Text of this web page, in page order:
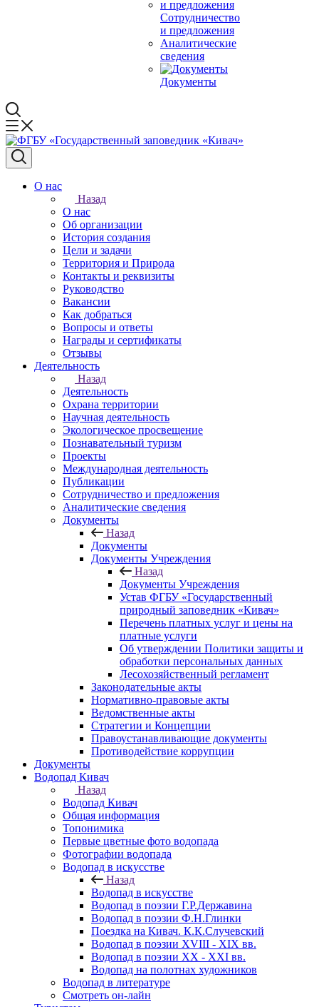
Сотрудничество
и предложения
Аналитические
сведения
Документы
О нас
Назад
О нас
Об организации
История создания
Цели и задачи
Территория и Природа
Контакты и реквизиты
Руководство
Вакансии
Как добраться
Вопросы и ответы
Награды и сертификаты
Отзывы
Деятельность
Назад
Деятельность
Охрана территории
Научная деятельность
Экологическое просвещение
Познавательный туризм
Проекты
Международная деятельность
Публикации
Сотрудничество и предложения
Аналитические сведения
Документы
Назад
Документы
Документы Учреждения
Назад
Документы Учреждения
Устав ФГБУ «Государственный
природный заповедник «Кивач»
Перечень платных услуг и цены на
платные услуги
Об утверждении Политики защиты и
обработки персональных данных
Лесохозяйственный регламент
Законодательные акты
Нормативно-правовые акты
Ведомственные акты
Стратегии и Концепции
Правоустанавливающие документы
Противодействие коррупции
Документы
Водопад Кивач
Назад
Водопад Кивач
Общая информация
Топонимика
Первые цветные фото водопада
Фотографии водопада
Водопад в искусстве
Назад
Водопад в искусстве
Водопад в поэзии Г.Р.Державина
Водопад в поэзии Ф.Н.Глинки
Поездка на Кивач. К.К.Случевский
Водопад в поэзии XVIII - XIX вв.
Водопад в поэзии XX - XXI вв.
Водопад на полотнах художников
Водопад в литературе
Смотреть он-лайн